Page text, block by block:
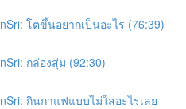
โตขึ้นอยากเป็นอะไร (76:39)
กล่องสุ่ม (92:30)
กินกาแฟแบบไม่ใส่อะไรเลย